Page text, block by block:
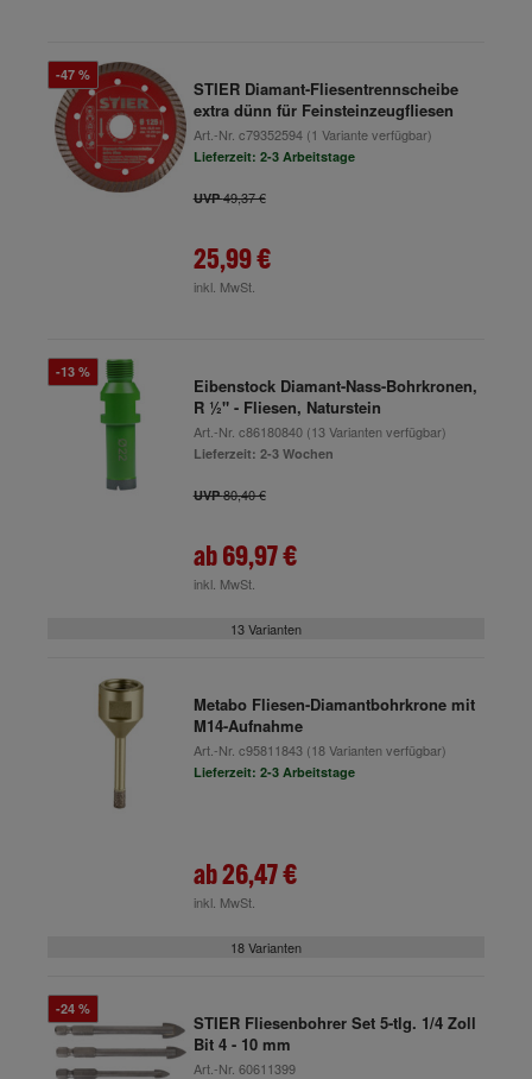
-47 %
STIER Diamant-Fliesentrennscheibe
extra dünn für Feinsteinzeugfliesen
Art.-Nr. c79352594(1 Variante verfügbar)
Lieferzeit: 2-3 Arbeitstage
UVP49,37 €
25,99 €
inkl. MwSt.
-13 %
Eibenstock Diamant-Nass-Bohrkronen,
R ½" - Fliesen, Naturstein
Art.-Nr. c86180840(13 Varianten verfügbar)
Lieferzeit: 2-3 Wochen
UVP80,40 €
ab69,97 €
inkl. MwSt.
13 Varianten
Metabo Fliesen-Diamantbohrkrone mit
M14-Aufnahme
Art.-Nr. c95811843(18 Varianten verfügbar)
Lieferzeit: 2-3 Arbeitstage
ab26,47 €
inkl. MwSt.
18 Varianten
-24 %
STIER Fliesenbohrer Set 5-tlg. 1/4 Zoll
Bit 4 - 10 mm
Art.-Nr. 60611399